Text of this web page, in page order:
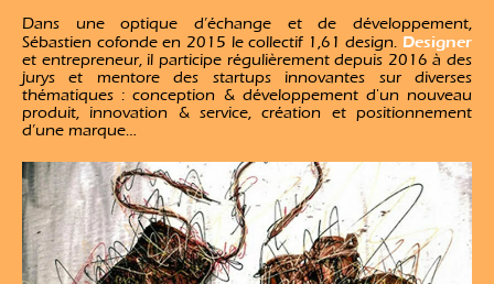
Dans une optique d’échange et de développement,
Sébastien cofonde en 2015 le collectif 1,61 design. Designer
et entrepreneur, il participe régulièrement depuis 2016 à des
jurys et mentore des startups innovantes sur diverses
thématiques : conception & développement d'un nouveau
produit, innovation & service, création et positionnement
d’une marque…